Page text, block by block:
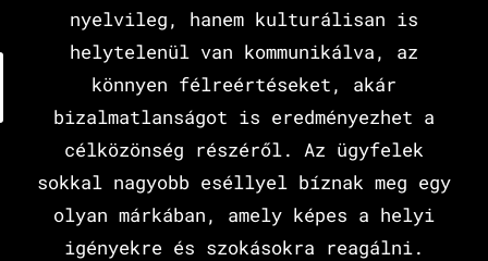
nyelvileg, hanem kulturálisan is
helytelenül van kommunikálva, az
könnyen félreértéseket, akár
bizalmatlanságot is eredményezhet a
célközönség részéről. Az ügyfelek
sokkal nagyobb eséllyel bíznak meg egy
olyan márkában, amely képes a helyi
igényekre és szokásokra reagálni.